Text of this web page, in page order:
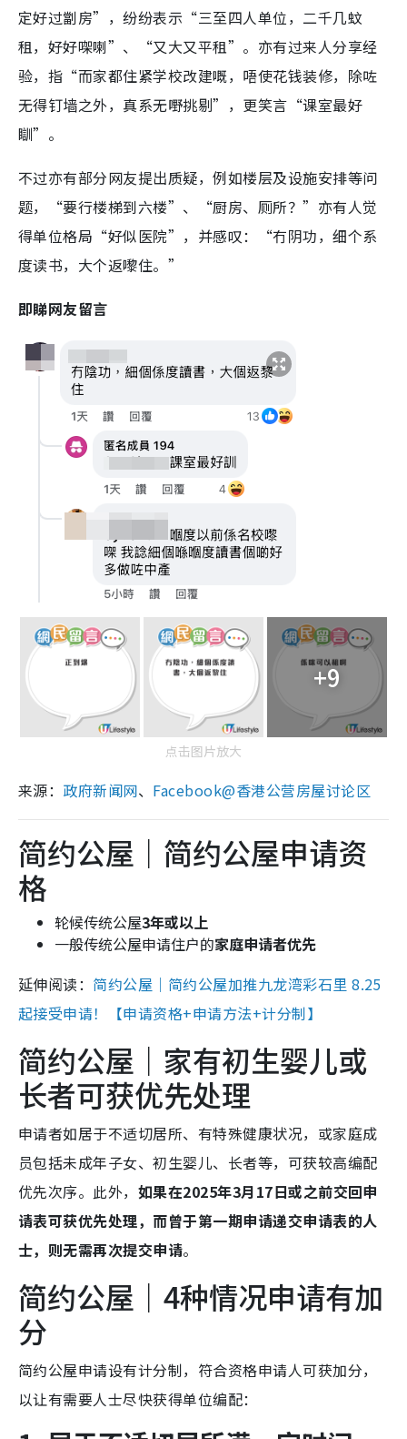
定好过劏房”，纷纷表示“三至四人单位，二千几蚊
租，好好㗎喇”、“又大又平租”。亦有过来人分享经
验，指“而家都住紧学校改建嘅，唔使花钱装修，除咗
无得钉墙之外，真系无嘢挑剔”，更笑言“课室最好
瞓”。
不过亦有部分网友提出质疑，例如楼层及设施安排等问
题，“要行楼梯到六楼”、“厨房、厕所？”亦有人觉
得单位格局“好似医院”，并感叹：“冇阴功，细个系
度读书，大个返嚟住。”
即睇网友留言
+9
点击图片放大
来源： 政府新闻网、 Facebook@香港公营房屋讨论区
简约公屋｜简约公屋申请资
格
轮候传统公屋3年或以上
一般传统公屋申请住户的家庭申请者优先
延伸阅读： 简约公屋｜简约公屋加推九龙湾彩石里 8.25
起接受申请！【申请资格+申请方法+计分制】
简约公屋｜家有初生婴儿或
长者可获优先处理
申请者如居于不适切居所、有特殊健康状况，或家庭成
员包括未成年子女、初生婴儿、长者等，可获较高编配
优先次序。此外， 如果在2025年3月17日或之前交回申
请表可获优先处理，而曾于第一期申请递交申请表的人
士，则无需再次提交申请。
简约公屋｜4种情况申请有加
分
简约公屋申请设有计分制，符合资格申请人可获加分，
以让有需要人士尽快获得单位编配：